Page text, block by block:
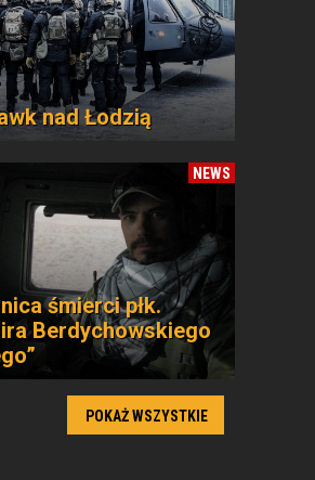
nad Łodzią
NEWS
śmierci płk.
Berdychowskiego
POKAŻ WSZYSTKIE